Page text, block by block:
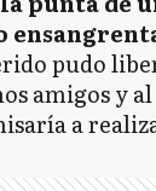
pudo
amigos y
a